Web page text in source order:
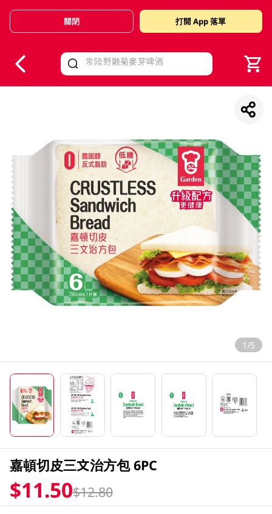
Valid Until 30 June 2026
關閉 打開 App 落單
1/5
嘉頓切皮三文治方包 6PC
$11.50$12.80